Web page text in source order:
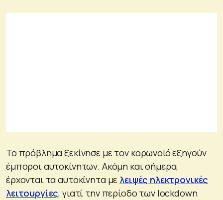
Το πρόβλημα ξεκίνησε με τον κορωνοϊό εξηγούν
έμποροι αυτοκίνητων. Ακόμη και σήμερα,
έρχονται τα αυτοκίνητα με λειψές ηλεκτρονικές
λειτουργίες, γιατί την περίοδο των lockdown